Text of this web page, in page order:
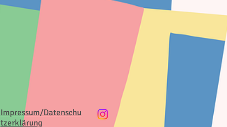
Impressum/Datenschu
tzerklärung